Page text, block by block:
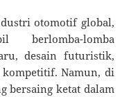
otomotif global,
berlomba-lomba
desain futuristik,
kompetitif. Namun, di
bersaing ketat dalam